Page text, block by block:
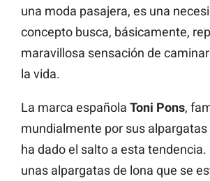
una moda pasajera, es una
concepto busca, básicamente,
maravillosa sensación de
la vida.
La marca española Toni Pons,
mundialmente por sus
ha dado el salto a esta
unas alpargatas de lona que se